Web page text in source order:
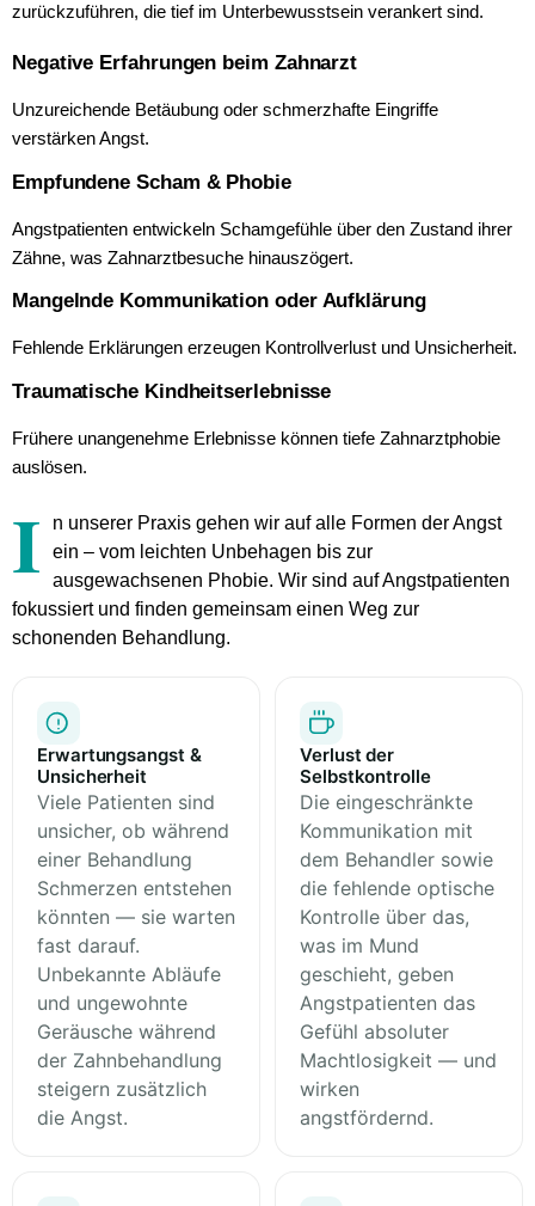
zurückzuführen, die tief im Unterbewusstsein verankert sind.
Negative Erfahrungen beim Zahnarzt
Unzureichende Betäubung oder schmerzhafte Eingriffe
verstärken Angst.
Empfundene Scham & Phobie
Angstpatienten entwickeln Schamgefühle über den Zustand ihrer
Zähne, was Zahnarztbesuche hinauszögert.
Mangelnde Kommunikation oder Aufklärung
Fehlende Erklärungen erzeugen Kontrollverlust und Unsicherheit.
Traumatische Kindheitserlebnisse
Frühere unangenehme Erlebnisse können tiefe Zahnarztphobie
auslösen.
I n unserer Praxis gehen wir aufalle Formen der Angst
ein – vom leichten Unbehagen bis zur
ausgewachsenen Phobie. Wir sind auf Angstpatienten
fokussiert und finden gemeinsam einen Weg zur
schonenden Behandlung.
Erwartungsangst &
Unsicherheit
Viele Patienten sind
unsicher, ob während
einer Behandlung
Schmerzen entstehen
könnten — sie warten
fast darauf.
Unbekannte Abläufe
und ungewohnte
Geräusche während
der Zahnbehandlung
steigern zusätzlich
die Angst.
Verlust der
Selbstkontrolle
Die eingeschränkte
Kommunikation mit
dem Behandler sowie
die fehlende optische
Kontrolle über das,
was im Mund
geschieht, geben
Angstpatienten das
Gefühl absoluter
Machtlosigkeit — und
wirken
angstfördernd.